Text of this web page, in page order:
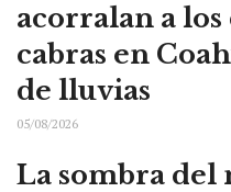
acorralan a
cabras en
de lluvias
05/08/2026
La sombra del